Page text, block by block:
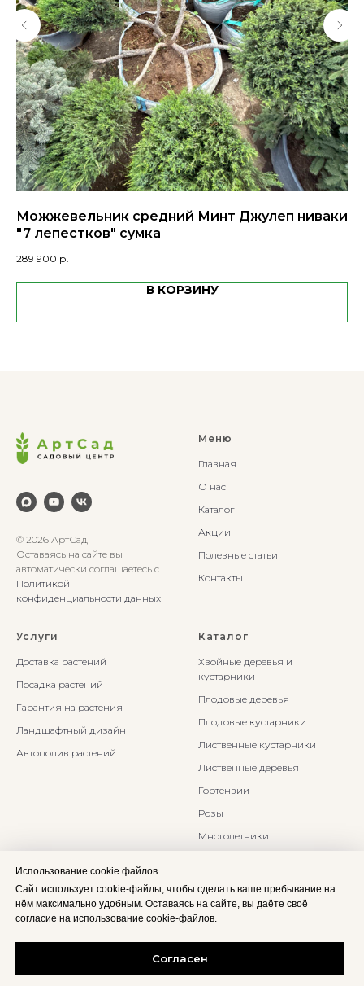
Можжевельник средний Минт Джулеп ниваки
"7 лепестков" сумка
289 900 р.
В КОРЗИНУ
© 2026 АртСад
Оставаясь на сайте вы
автоматически соглашаетесь с
Политикой
конфиденциальности данных
Меню
Главная
О нас
Каталог
Акции
Полезные статьи
Контакты
Услуги
Доставка растений
Посадка растений
Гарантия на растения
Ландшафтный дизайн
Автополив растений
Каталог
Хвойные деревья и
кустарники
Плодовые деревья
Плодовые кустарники
Лиственные кустарники
Лиственные деревья
Гортензии
Розы
Многолетники
Использование cookie файлов
Сайт использует cookie-файлы, чтобы сделать ваше пребывание на
нём максимально удобным. Оставаясь на сайте, вы даёте своё
согласие на использование cookie-файлов.
Согласен